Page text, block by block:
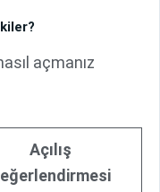
açmanız
Açılış